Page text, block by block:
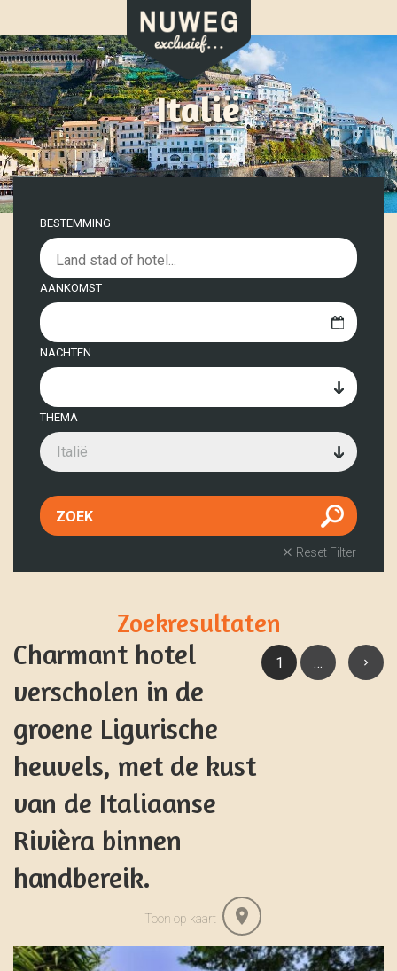
Italië
BESTEMMING
AANKOMST
NACHTEN
THEMA
Italië
Reset Filter
Zoekresultaten
1 …
Charmant hotel
verscholen in de
groene Ligurische
heuvels, met de kust
van de Italiaanse
Rivièra binnen
handbereik.
Toon op kaart